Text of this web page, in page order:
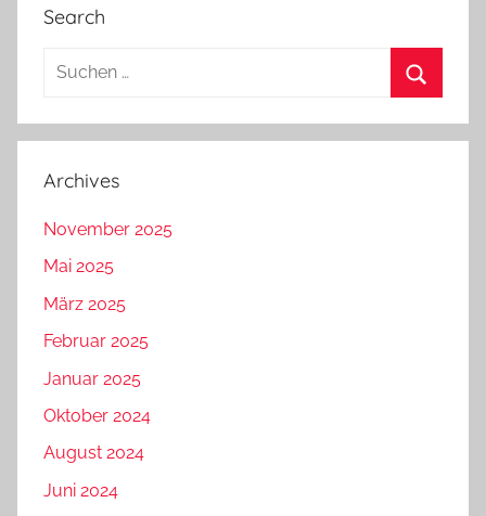
Search
Suchen
Archives
November 2025
Mai 2025
März 2025
Februar 2025
Januar 2025
Oktober 2024
August 2024
Juni 2024